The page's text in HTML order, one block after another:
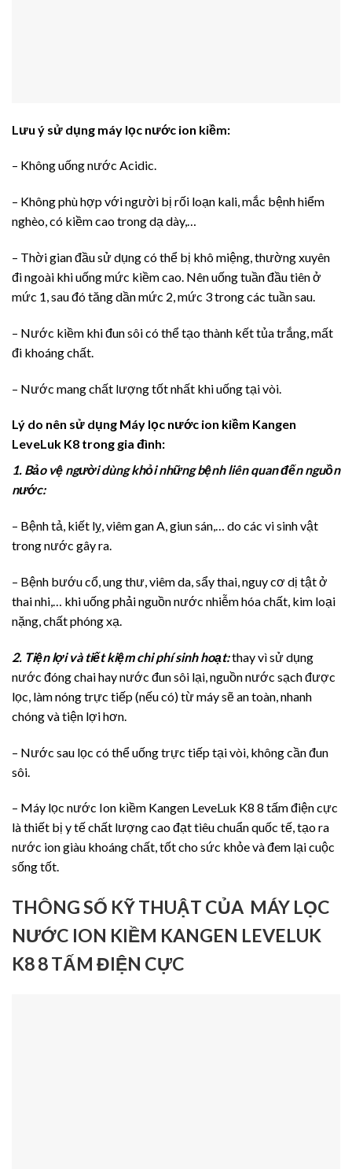
Lưu ý sử dụng máy lọc nước ion kiềm:
– Không uống nước Acidic.
– Không phù hợp với người bị rối loạn kali, mắc bệnh hiểm
nghèo, có kiềm cao trong dạ dày,…
– Thời gian đầu sử dụng có thể bị khô miệng, thường xuyên
đi ngoài khi uống mức kiềm cao. Nên uống tuần đầu tiên ở
mức 1, sau đó tăng dần mức 2, mức 3 trong các tuần sau.
– Nước kiềm khi đun sôi có thể tạo thành kết tủa trắng, mất
đi khoáng chất.
– Nước mang chất lượng tốt nhất khi uống tại vòi.
Lý do nên sử dụng Máy lọc nước ion kiềm Kangen
LeveLuk K8 trong gia đình:
1. Bảo vệ người dùng khỏi những bệnh liên quan đến nguồn
nước:
– Bệnh tả, kiết lỵ, viêm gan A, giun sán,… do các vi sinh vật
trong nước gây ra.
– Bệnh bướu cổ, ung thư, viêm da, sẩy thai, nguy cơ dị tật ở
thai nhi,… khi uống phải nguồn nước nhiễm hóa chất, kim loại
nặng, chất phóng xạ.
2. Tiện lợi và tiết kiệm chi phí sinh hoạt:thay vì sử dụng
nước đóng chai hay nước đun sôi lại, nguồn nước sạch được
lọc, làm nóng trực tiếp (nếu có) từ máy sẽ an toàn, nhanh
chóng và tiện lợi hơn.
– Nước sau lọc có thể uống trực tiếp tại vòi, không cần đun
sôi.
– Máy lọc nước Ion kiềm Kangen LeveLuk K8 8 tấm điện cực
là thiết bị y tế chất lượng cao đạt tiêu chuẩn quốc tế, tạo ra
nước ion giàu khoáng chất, tốt cho sức khỏe và đem lại cuộc
sống tốt.
THÔNG SỐ KỸ THUẬT CỦA MÁY LỌC
NƯỚC ION KIỀM KANGEN LEVELUK
K8 8 TẤM ĐIỆN CỰC